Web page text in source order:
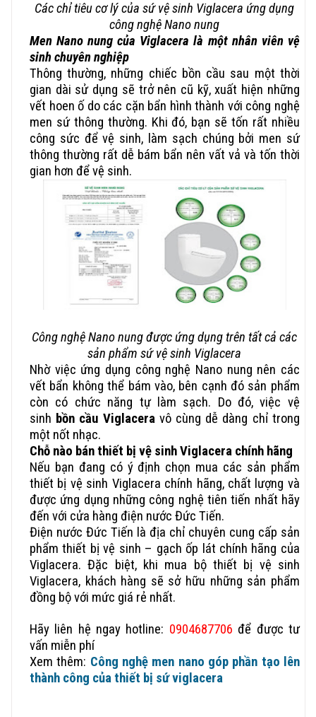
Các chỉ tiêu cơ lý của sứ vệ sinh Viglacera ứng dụng
công nghệ Nano nung
Men Nano nung của Viglacera là một nhân viên vệ
sinh chuyên nghiệp
Thông thường, những chiếc bồn cầu sau một thời
gian dài sử dụng sẽ trở nên cũ kỹ, xuất hiện những
vết hoen ố do các cặn bẩn hình thành với công nghệ
men sứ thông thường. Khi đó, bạn sẽ tốn rất nhiều
công sức để vệ sinh, làm sạch chúng bởi men sứ
thông thường rất dễ bám bẩn nên vất vả và tốn thời
gian hơn để vệ sinh.
Công nghệ Nano nung được ứng dụng trên tất cả các
sản phẩm sứ vệ sinh Viglacera
Nhờ việc ứng dụng công nghệ Nano nung nên các
vết bẩn không thể bám vào, bên cạnh đó sản phẩm
còn có chức năng tự làm sạch. Do đó, việc vệ
sinh bồn cầu Viglacera vô cùng dễ dàng chỉ trong
một nốt nhạc.
Chỗ nào bán thiết bị vệ sinh Viglacera chính hãng
Nếu bạn đang có ý định chọn mua các sản phẩm
thiết bị vệ sinh Viglacera chính hãng, chất lượng và
được ứng dụng những công nghệ tiên tiến nhất hãy
đến với cửa hàng điện nước Đức Tiến.
Điện nước Đức Tiến là địa chỉ chuyên cung cấp sản
phẩm thiết bị vệ sinh – gạch ốp lát chính hãng của
Viglacera. Đặc biệt, khi mua bộ thiết bị vệ sinh
Viglacera, khách hàng sẽ sở hữu những sản phẩm
đồng bộ với mức giá rẻ nhất.
Hãy liên hệ ngay hotline: 0904687706để được tư
vấn miễn phí
Xem thêm: Công nghệ men nano góp phần tạo lên
thành công của thiết bị sứ viglacera